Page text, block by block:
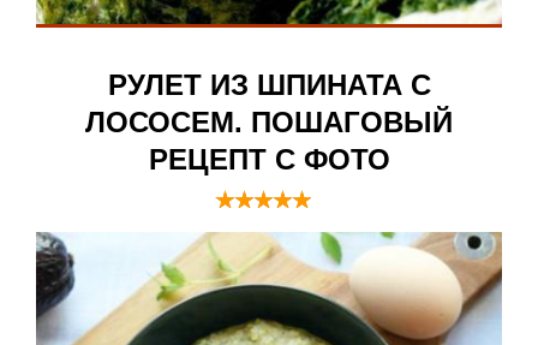
РУЛЕТ ИЗ ШПИНАТА С
ЛОСОСЕМ. ПОШАГОВЫЙ
РЕЦЕПТ С ФОТО